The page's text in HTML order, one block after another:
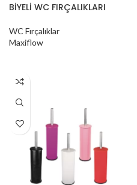
BİYELİ WC FIRÇALIKLARI
WC Fırçalıklar
Maxiflow